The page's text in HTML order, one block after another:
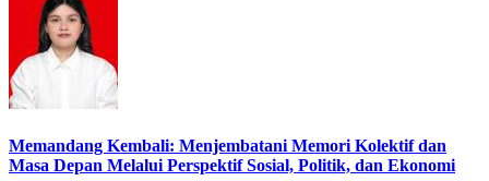
Memandang Kembali: Menjembatani Memori Kolektif dan
Masa Depan Melalui Perspektif Sosial, Politik, dan Ekonomi